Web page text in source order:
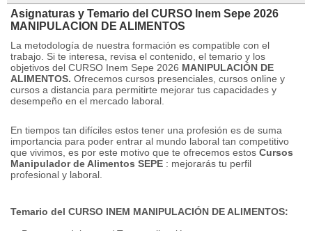
Asignaturas y Temario del CURSO Inem Sepe 2026
MANIPULACION DE ALIMENTOS
La metodología de nuestra formación es compatible con el
trabajo. Si te interesa, revisa el contenido, el temario y los
objetivos del CURSO Inem Sepe 2026 MANIPULACIÓN DE
ALIMENTOS. Ofrecemos cursos presenciales, cursos online y
cursos a distancia para permitirte mejorar tus capacidades y
desempeño en el mercado laboral.
En tiempos tan difíciles estos tener una profesión es de suma
importancia para poder entrar al mundo laboral tan competitivo
que vivimos, es por este motivo que te ofrecemos estos Cursos
Manipulador de Alimentos SEPE : mejorarás tu perfil
profesional y laboral.
Temario del CURSO INEM MANIPULACIÓN DE ALIMENTOS: